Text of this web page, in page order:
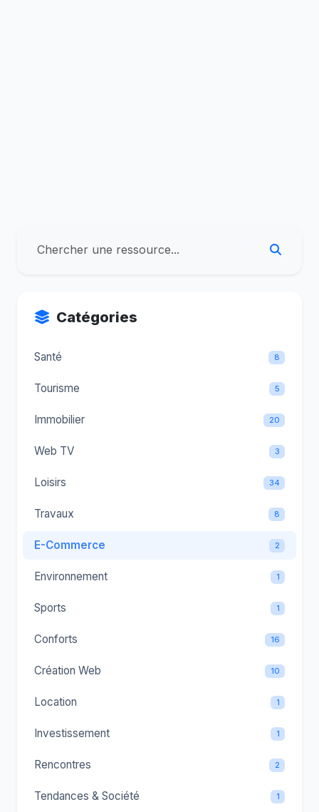
Catégories
Santé 8
Tourisme 5
Immobilier 20
Web TV 3
Loisirs 34
Travaux 8
E-Commerce 2
Environnement 1
Sports 1
Conforts 16
Création Web 10
Location 1
Investissement 1
Rencontres 2
Tendances & Société 1